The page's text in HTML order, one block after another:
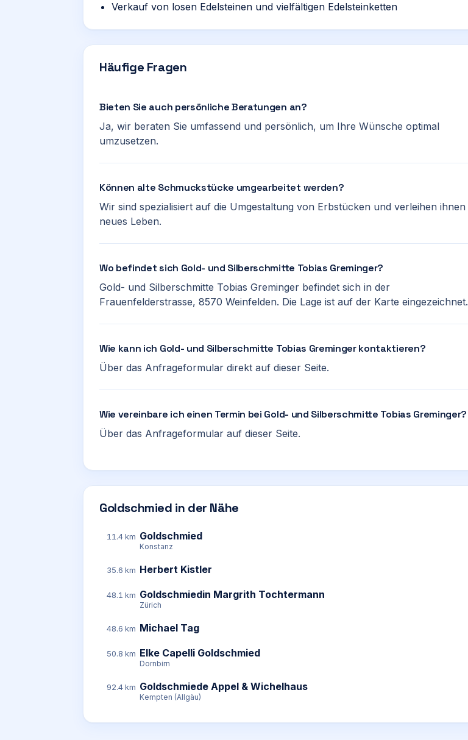
Verkauf von losen Edelsteinen und vielfältigen Edelsteinketten
Häufige Fragen
Bieten Sie auch persönliche Beratungen an?
Ja, wir beraten Sie umfassend und persönlich, um Ihre Wünsche optimal
umzusetzen.
Können alte Schmuckstücke umgearbeitet werden?
Wir sind spezialisiert auf die Umgestaltung von Erbstücken und verleihen ihnen
neues Leben.
Wo befindet sich Gold- und Silberschmitte Tobias Greminger?
Gold- und Silberschmitte Tobias Greminger befindet sich in der
Frauenfelderstrasse, 8570 Weinfelden. Die Lage ist auf der Karte eingezeichnet.
Wie kann ich Gold- und Silberschmitte Tobias Greminger kontaktieren?
Über das Anfrageformular direkt auf dieser Seite.
Wie vereinbare ich einen Termin bei Gold- und Silberschmitte Tobias Greminger?
Über das Anfrageformular auf dieser Seite.
Goldschmied in der Nähe
11.4 km Goldschmied
Konstanz
35.6 km Herbert Kistler
48.1 km Goldschmiedin Margrith Tochtermann
Zürich
48.6 km Michael Tag
50.8 km Elke Capelli Goldschmied
Dornbirn
92.4 km Goldschmiede Appel & Wichelhaus
Kempten (Allgäu)